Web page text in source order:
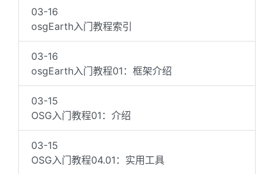
03-16
osgEarth入门教程索引
03-16
osgEarth入门教程01：框架介绍
03-15
OSG入门教程01：介绍
03-15
OSG入门教程04.01：实用工具